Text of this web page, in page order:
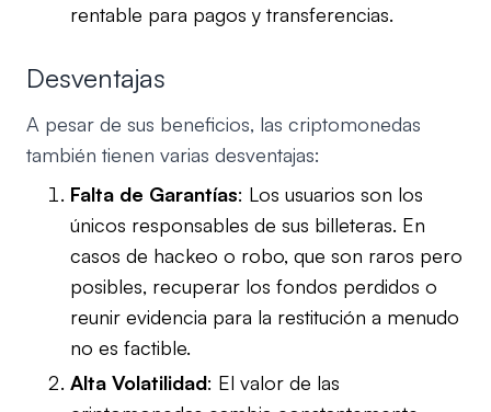
rentable para pagos y transferencias.
Desventajas
A pesar de sus beneficios, las criptomonedas
también tienen varias desventajas:
Falta de Garantías: Los usuarios son los
únicos responsables de sus billeteras. En
casos de hackeo o robo, que son raros pero
posibles, recuperar los fondos perdidos o
reunir evidencia para la restitución a menudo
no es factible.
Alta Volatilidad: El valor de las